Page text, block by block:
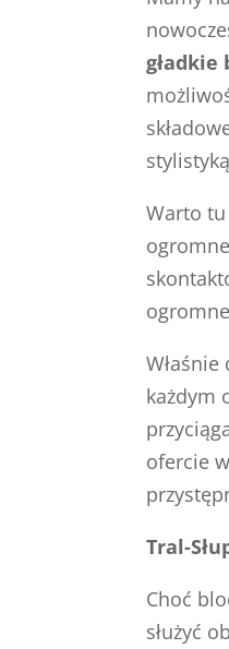
gładkie
Warto
każdym
ofercie
Tral-
Choć
służyć